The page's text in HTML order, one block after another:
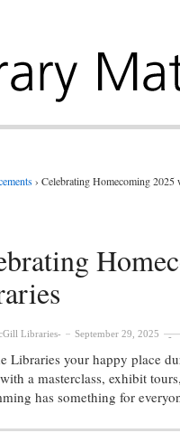
› Celebrating Homecoming 2025
Libraries September 29, 2025
Libraries your happy place
a masterclass, exhibit
has something for